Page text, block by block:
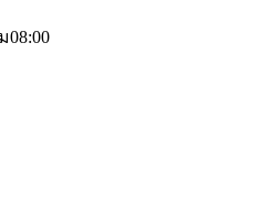
08:00